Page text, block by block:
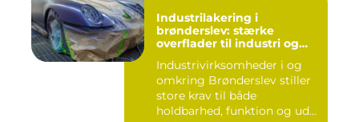
Industrilakering i
brønderslev: stærke
overflader til industri og
Industrivirksomheder i og
omkring Brønderslev stiller
store krav til både
holdbarhed, funktion og ud...